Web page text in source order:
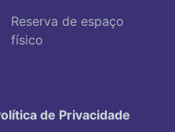
Reserva de espaço
físico
de Privacidade